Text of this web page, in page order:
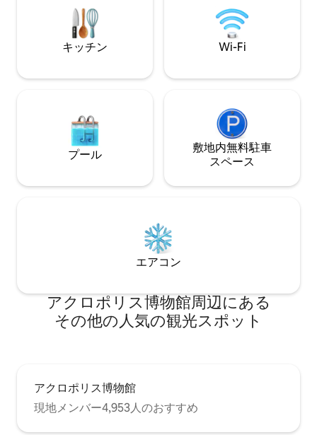
ト） 設備の✔充実したキッチン ✔ カフ
ェ、ショップ、レストランまで徒歩圏内
す。ご興味がござ
ください。 追加
クイン可能
キッチン Wi-Fi
プール
敷地内無料駐⁠車
ス⁠ペ⁠ー⁠ス
エアコン
アクロポリス博物館⁠周⁠辺⁠に⁠あ⁠る
そ⁠の⁠他⁠の人⁠気⁠の観⁠光⁠ス⁠ポ⁠ッ⁠ト
アクロポリス博物館
現地メンバー4,953人のおすすめ